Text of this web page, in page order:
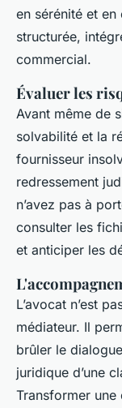
en sérénité et
structurée,
commercial.
Évaluer les
Avant même de
solvabilité et la
fournisseur
redressement
n’avez pas à
consulter les
et anticiper les
L’avocat n’est
médiateur. Il
brûler le
juridique d’une
Transformer